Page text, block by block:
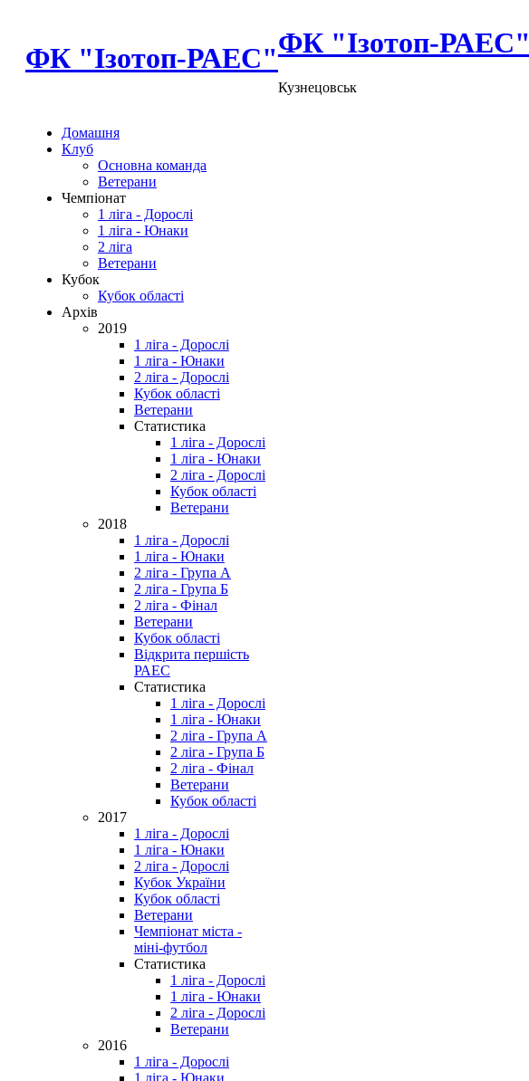
ФК "Ізотоп-РАЕС"ФК "Ізотоп-РАЕС"
Кузнецовськ
Домашня
Клуб
Основна команда
Ветерани
Чемпіонат
1 ліга - Дорослі
1 ліга - Юнаки
2 ліга
Ветерани
Кубок
Кубок області
Архів
2019
1 ліга - Дорослі
1 ліга - Юнаки
2 ліга - Дорослі
Кубок області
Ветерани
Статистика
1 ліга - Дорослі
1 ліга - Юнаки
2 ліга - Дорослі
Кубок області
Ветерани
2018
1 ліга - Дорослі
1 ліга - Юнаки
2 ліга - Група А
2 ліга - Група Б
2 ліга - Фінал
Ветерани
Кубок області
Відкрита першість
РАЕС
Статистика
1 ліга - Дорослі
1 ліга - Юнаки
2 ліга - Група А
2 ліга - Група Б
2 ліга - Фінал
Ветерани
Кубок області
2017
1 ліга - Дорослі
1 ліга - Юнаки
2 ліга - Дорослі
Кубок України
Кубок області
Ветерани
Чемпіонат міста -
міні-футбол
Статистика
1 ліга - Дорослі
1 ліга - Юнаки
2 ліга - Дорослі
Ветерани
2016
1 ліга - Дорослі
1 ліга - Юнаки